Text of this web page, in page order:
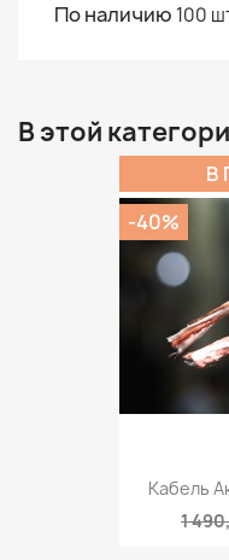
По наличию 100
В этой
Кабель
1
В
-40%